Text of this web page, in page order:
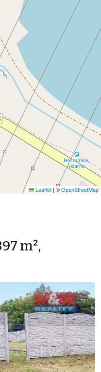
Leaflet | ©OpenStreetMap
m²,